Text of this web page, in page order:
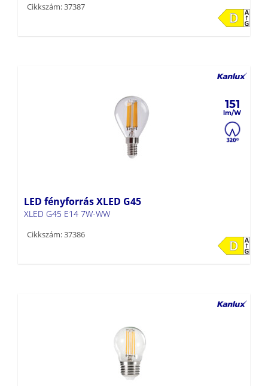
Cikkszám: 37387
151
LED fényforrás XLED G45
XLED G45 E14 7W-WW
Cikkszám: 37386